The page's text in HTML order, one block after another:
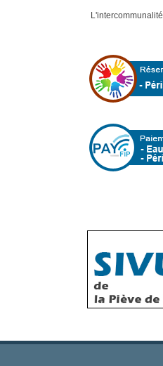
L'intercommunalité